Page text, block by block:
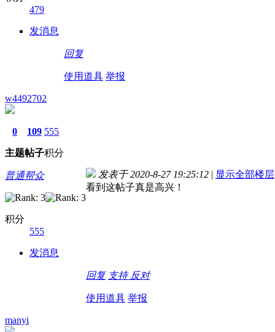
479
发消息
回复
使用道具 举报
w4492702
0
主题
109
帖子
555
积分
普通帮众
积分
555
发消息
发表于 2020-8-27 19:25:12 | 显示全部楼层
看到这帖子真是高兴！
回复 支持 反对
使用道具 举报
manyi